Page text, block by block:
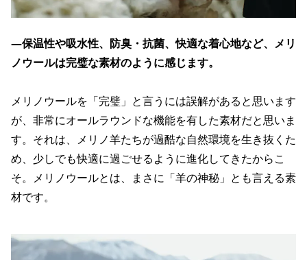
―保温性や吸水性、防臭・抗菌、快適な着心地など、メリ
ノウールは完璧な素材のように感じます。
メリノウールを「完璧」と言うには誤解があると思います
が、非常にオールラウンドな機能を有した素材だと思いま
す。それは、メリノ羊たちが過酷な自然環境を生き抜くた
め、少しでも快適に過ごせるように進化してきたからこ
そ。メリノウールとは、まさに「羊の神秘」とも言える素
材です。